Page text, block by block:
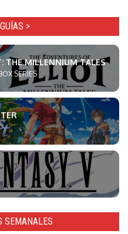
>
THE MILLENNIUM TALES
SERIES
SEMANALES